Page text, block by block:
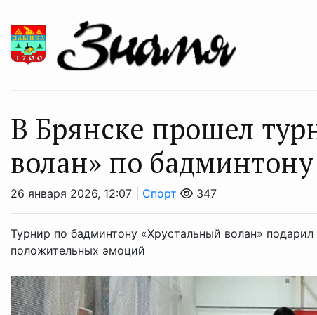
В Брянске прошел
волан» по бадминтону
26 января 2026, 12:07 | Спорт 347
Турнир по бадминтону «Хрустальный волан»
положительных эмоций